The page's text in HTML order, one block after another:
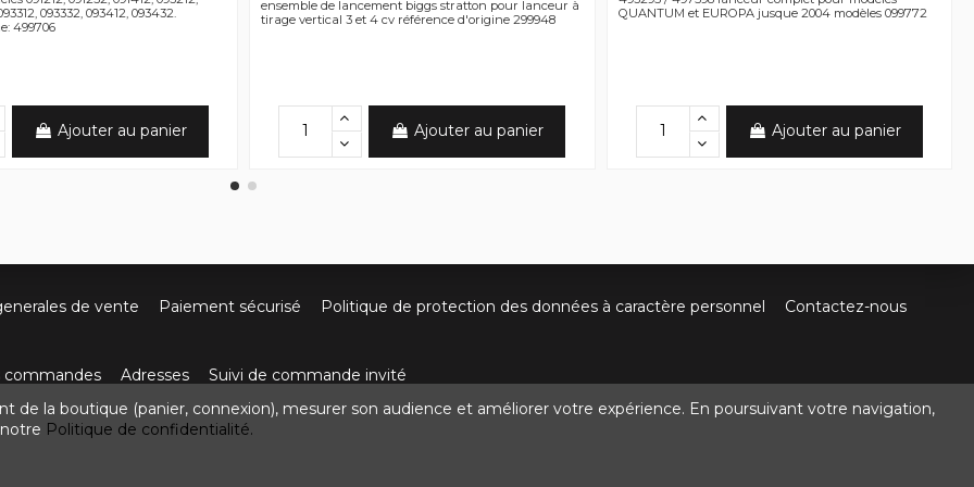
093332, 093412, 093432.
499706
Ajouter au panier
ensemble de lancement biggs stratton pour lanceur à
tirage vertical 3 et 4 cv référence d'origine 299948
Ajouter au panier
QUANTUM et EUROPA jusque 2004 modèles 099772
Ajouter au panier
de vente Paiement sécurisé Politique de protection des données à caractère personnel
Contactez-nous
commandes Adresses Suivi de commande invité
de Villefort 48800 Pied-de-Borne
de la boutique (panier, connexion), mesurer son audience et améliorer votre expérience. En poursuivant votre navigation,
Politique de confidentialité.